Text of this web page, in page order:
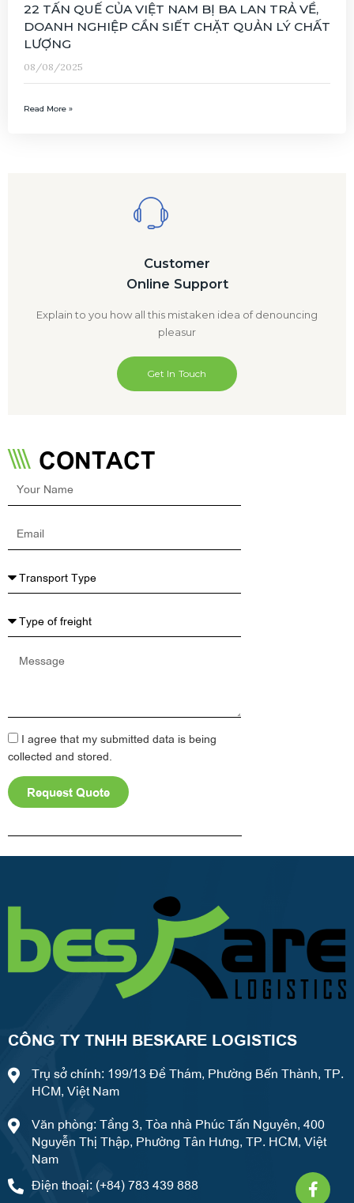
22 TẤN QUẾ CỦA VIỆT NAM BỊ BA LAN TRẢ VỀ,
DOANH NGHIỆP CẦN SIẾT CHẶT QUẢN LÝ CHẤT
LƯỢNG
08/08/2025
Read More »
Customer
Online Support
Explain to you how all this mistaken idea of denouncing
pleasur
Get In Touch
CONTACT
Message
I agree that my submitted data is being
collected and stored.
Request Quote
f
CÔNG TY TNHH BESKARE LOGISTICS
Trụ sở chính: 199/13 Đề Thám, Phường Bến Thành, TP.
HCM, Việt Nam
Văn phòng: Tầng 3, Tòa nhà Phúc Tấn Nguyên, 400
Nguyễn Thị Thập, Phường Tân Hưng, TP. HCM, Việt
Nam
Điện thoại: (+84) 783 439 888